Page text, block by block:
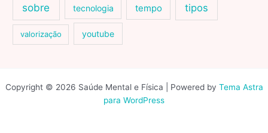
sobre tecnologia tempo tipos
valorização youtube
Copyright © 2026 Saúde Mental e Física | Powered by Tema Astra
para WordPress